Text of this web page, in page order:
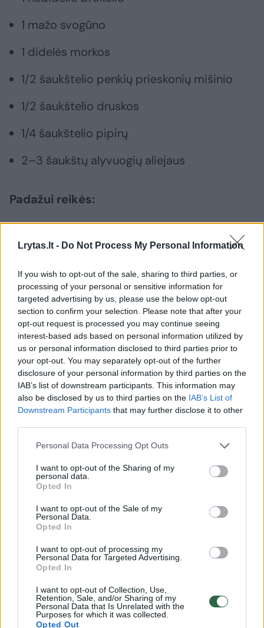
Lrytas.lt - Do Not Process My Personal Information
If you wish to opt-out of the sale, sharing to third parties, or
processing of your personal or sensitive information for
targeted advertising by us, please use the below opt-out
section to confirm your selection. Please note that after your
opt-out request is processed you may continue seeing
interest-based ads based on personal information utilized by
us or personal information disclosed to third parties prior to
your opt-out. You may separately opt-out of the further
disclosure of your personal information by third parties on the
IAB’s list of downstream participants. This information may
also be disclosed by us to third parties on the IAB’s List of
Downstream Participants that may further disclose it to other
Personal Data Processing Opt Outs
I want to opt-out of the Sharing of my
personal data.
Opted In
I want to opt-out of the Sale of my
Personal Data.
Opted In
I want to opt-out of processing my
Personal Data for Targeted Advertising.
Opted In
I want to opt-out of Collection, Use,
Retention, Sale, and/or Sharing of my
Personal Data that Is Unrelated with the
Purposes for which it was collected.
Opted Out
1 mažo svogūno
1 didelės morkos
1/2 šaukštelio penkių prieskonių mišinio
1/2 šaukštelio druskos
1/4 šaukštelio pipirų
2–3 šaukštų alyvuogių aliejaus
Padažui reikės:
2 šaukštų sojų padažo
1 šaukštelio krakmolo
Kaip gaminti
Padažui visus produktus sumaišome ir
atidedame į šalį.
Vištieną ir visas daržoves susmulkiname.
Vištieną pagardiname druska ir pipirais.
Susiję straipsniai